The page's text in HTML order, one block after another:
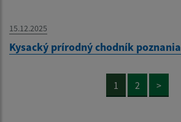
15.12.2025
Kysacký prírodný chodník poznania
1 2 >